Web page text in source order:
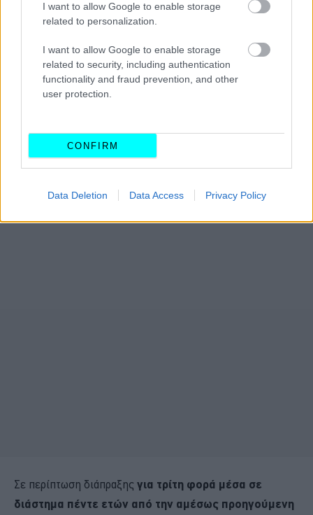
I want to allow Google to enable storage
related to personalization.
I want to allow Google to enable storage
related to security, including authentication
functionality and fraud prevention, and other
user protection.
CONFIRM
Data Deletion Data Access Privacy Policy
της άδειας οδήγησης για τέσσερα (4) έτη.
Σε περίπτωση διάπραξης για τρίτη φορά μέσα σε
διάστημα πέντε ετών από την αμέσως προηγούμενη